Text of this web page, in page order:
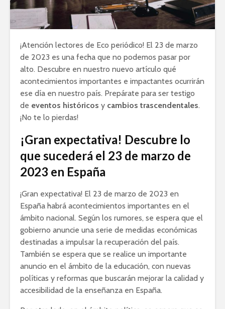
¡Atención lectores de Eco periódico! El 23 de marzo
de 2023 es una fecha que no podemos pasar por
alto. Descubre en nuestro nuevo artículo qué
acontecimientos importantes e impactantes ocurrirán
ese día en nuestro país. Prepárate para ser testigo
de eventos históricos y cambios trascendentales.
¡No te lo pierdas!
¡Gran expectativa! Descubre lo
que sucederá el 23 de marzo de
2023 en España
¡Gran expectativa! El 23 de marzo de 2023 en
España habrá acontecimientos importantes en el
ámbito nacional. Según los rumores, se espera que el
gobierno anuncie una serie de medidas económicas
destinadas a impulsar la recuperación del país.
También se espera que se realice un importante
anuncio en el ámbito de la educación, con nuevas
políticas y reformas que buscarán mejorar la calidad y
accesibilidad de la enseñanza en España.